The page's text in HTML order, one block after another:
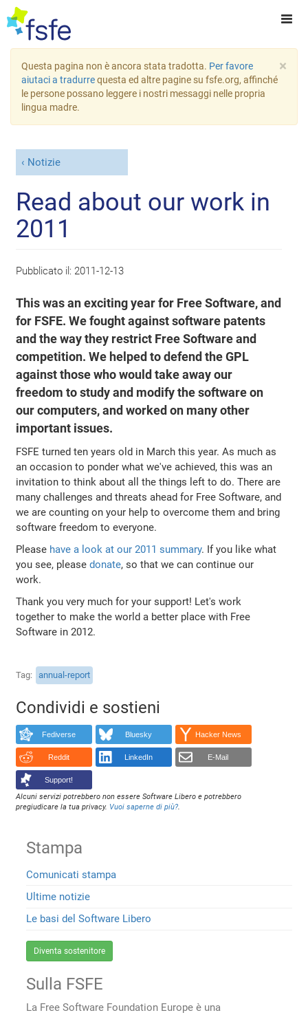
×
Questa pagina non è ancora stata tradotta. Per favore
aiutaci a tradurrequesta ed altre pagine su fsfe.org, affinché
le persone possano leggere i nostri messaggi nelle propria
lingua madre.
Notizie
Read about our work in
2011
Pubblicato il: 2011-12-13
This was an exciting year for Free Software, and
for FSFE. We fought against software patents
and the way they restrict Free Software and
competition. We helped to defend the GPL
against those who would take away our
freedom to study and modify the software on
our computers, and worked on many other
important issues.
FSFE turned ten years old in March this year. As much as
an occasion to ponder what we've achieved, this was an
invitation to think about all the things left to do. There are
many challenges and threats ahead for Free Software, and
we are counting on your help to overcome them and bring
software freedom to everyone.
Please have a look at our 2011 summary. If you like what
you see, pleasedonate, so that we can continue our
work.
Thank you very much for your support! Let's work
together to make the world a better place with Free
Software in 2012.
Tag annual-report
Condividi e sostieni
Fediverse Bluesky Hacker News
Reddit LinkedIn E-Mail
Support!
Alcuni servizi potrebbero non essere Software Libero e potrebbero
pregiudicare la tua privacy. Vuoi saperne di più?.
Stampa
Comunicati stampa
Ultime notizie
Le basi del Software Libero
Diventa sostenitore
Sulla FSFE
La Free Software Foundation Europe è una